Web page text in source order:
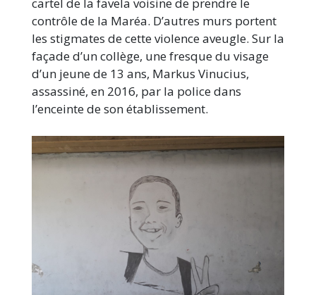
contrôle de la Maréa. D’autres murs portent
les stigmates de cette violence aveugle. Sur la
façade d’un collège, une fresque du visage
d’un jeune de 13 ans, Markus Vinucius,
assassiné, en 2016, par la police dans
l’enceinte de son établissement.